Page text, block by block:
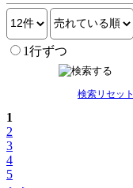
1行ずつ
検索リセット
1
2
3
4
5